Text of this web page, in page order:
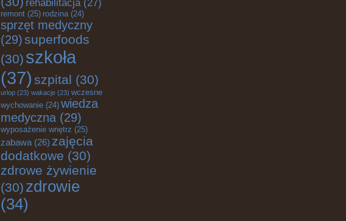
rehabilitacja(27)
remont (25) rodzina(24)
sprzęt medyczny
(29)superfoods
(30) szkoła
(37) szpital (30)
urlop (23) wakacje (23) wczesne
wychowanie (24) wiedza
medyczna (29)
wyposażenie wnętrz (25)
zabawa (26) zajęcia
dodatkowe (30)
zdrowe żywienie
(30) zdrowie
(34)